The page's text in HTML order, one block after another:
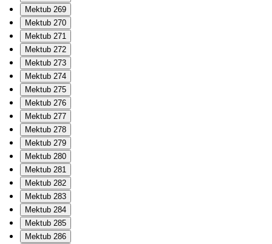
Mektub 269
Mektub 270
Mektub 271
Mektub 272
Mektub 273
Mektub 274
Mektub 275
Mektub 276
Mektub 277
Mektub 278
Mektub 279
Mektub 280
Mektub 281
Mektub 282
Mektub 283
Mektub 284
Mektub 285
Mektub 286